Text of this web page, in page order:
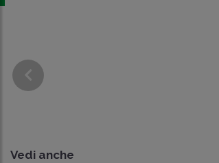
Vedi anche